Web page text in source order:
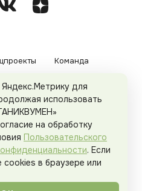
Команда
конфиденциальности
соглашение
. Все права защищены.
для
использовать
на обработку
Пользовательского
. Если
в браузере или